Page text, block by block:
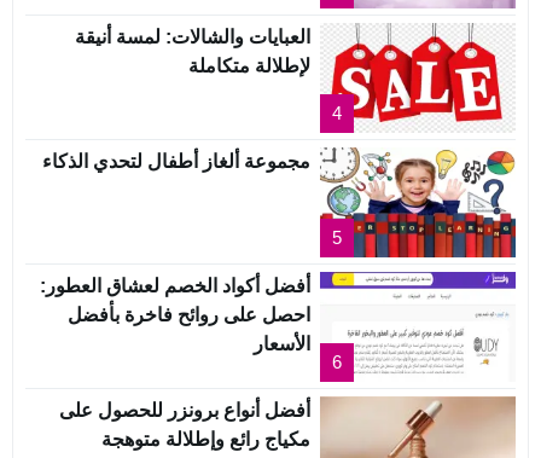
4
العبايات والشالات: لمسة أنيقة
لإطلالة متكاملة
5
مجموعة ألغاز أطفال لتحدي الذكاء
6
أفضل أكواد الخصم لعشاق العطور:
احصل على روائح فاخرة بأفضل
الأسعار
أفضل أنواع برونزر للحصول على
مكياج رائع وإطلالة متوهجة